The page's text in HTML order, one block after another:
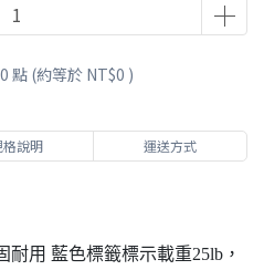
0 點 (約等於 NT$0 )
格說明 運送方式
用 藍色標籤標示載重25lb，